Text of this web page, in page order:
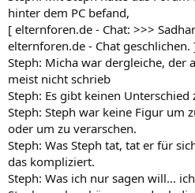
hinter dem PC befand,
[ elternforen.de - Chat: >>>
elternforen.de - Chat geschlichen.
Steph: Micha war dergleiche, der
meist nicht schrieb
Steph: Es gibt keinen Unterschied
Steph: Steph war keine Figur um
oder um zu verarschen.
Steph: Was Steph tat, tat er für
das kompliziert.
Steph: Was ich nur sagen will...